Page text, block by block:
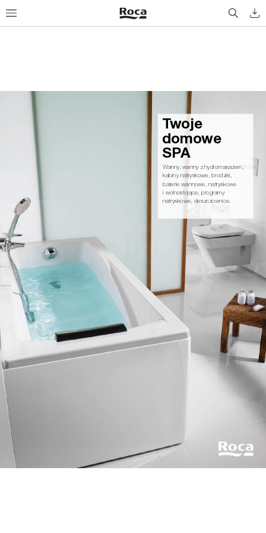
Wanny, wanny z hydromasażem,
kabiny natryskowe, brodziki,
baterie wannowe, natryskowe
i wolnostojące, programy
natryskowe, deszczownice.
Twoje
d omowe
S PA